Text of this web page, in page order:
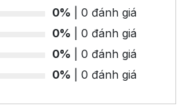
0% | 0 đánh giá
0% | 0 đánh giá
0% | 0 đánh giá
0% | 0 đánh giá